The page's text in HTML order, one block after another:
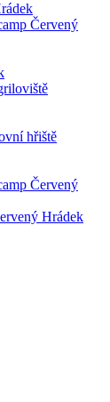
Červený
hřiště
Červený
Hrádek